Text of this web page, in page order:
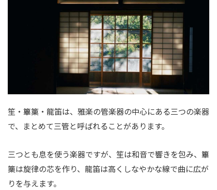
笙・篳篥・龍笛は、雅楽の管楽器の中心にある三つの楽器
で、まとめて三管と呼ばれることがあります。
三つとも息を使う楽器ですが、笙は和音で響きを包み、篳
篥は旋律の芯を作り、龍笛は高くしなやかな線で曲に広が
りを与えます。